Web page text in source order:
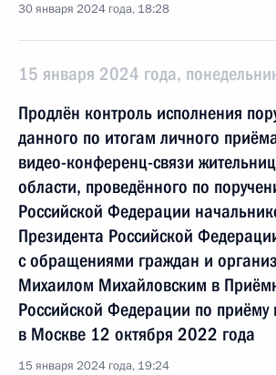
30 января 2024 года, 18:28
15 января 2024 года,
Продлён контроль исполнения
данного по итогам личного
видео-конференц-связи
области, проведённого по
Российской Федерации
Президента Российской
с обращениями граждан и
Михаилом Михайловским в
Российской Федерации по приёму
в Москве 12 октября 2022 года
15 января 2024 года, 19:24